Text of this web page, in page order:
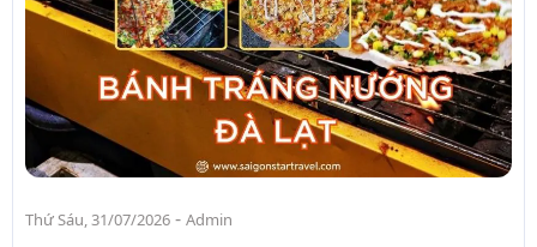
Thứ Sáu, 31/07/2026 - Admin